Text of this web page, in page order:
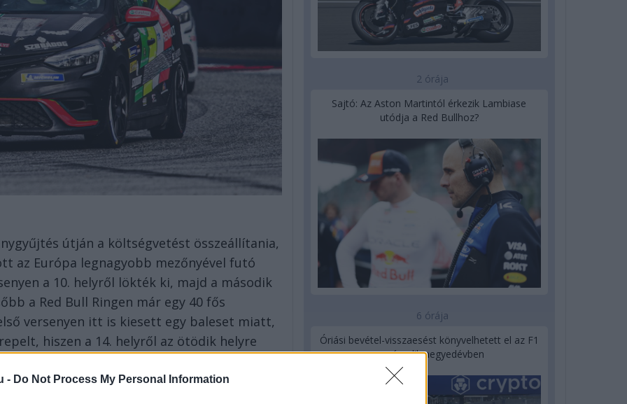
- Do Not Process My Personal Information
útján a költségvetést összeállítania,
az Európa legnagyobb mezőnyével futó
a 10. helyről lökték ki, majd a második
a Red Bull Ringen már egy 40 fős
versenyen itt is kiesett egy baleset miatt,
hiszen a 14. helyről az ötödik helyre
2 órája
Sajtó: Az Aston Martintól érkezik Lambiase
utódja a Red Bullhoz?
6 órája
Óriási bevétel-visszaesést könyvelhetett el az F1
a második negyedévben